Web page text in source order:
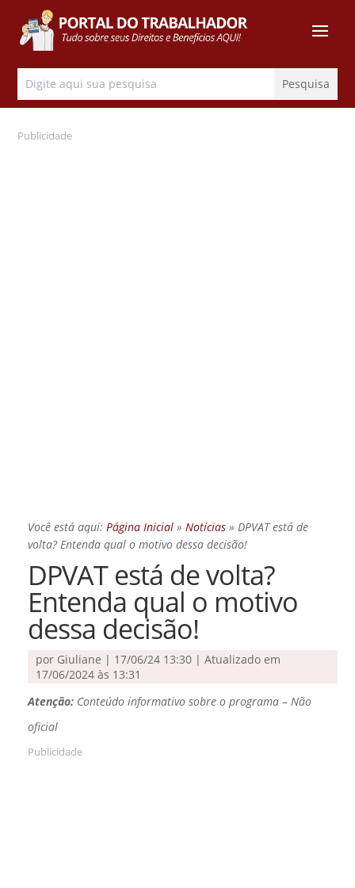
Publicidade
Você está aqui: Página Inicial» Notícias» DPVAT está de
volta? Entenda qual o motivo dessa decisão!
DPVAT está de volta?
Entenda qual o motivo
dessa decisão!
por Giuliane | 17/06/24 13:30 | Atualizado em
17/06/2024 às 13:31
Atenção:Conteúdo informativo sobre o programa – Não
oficial
Publicidade